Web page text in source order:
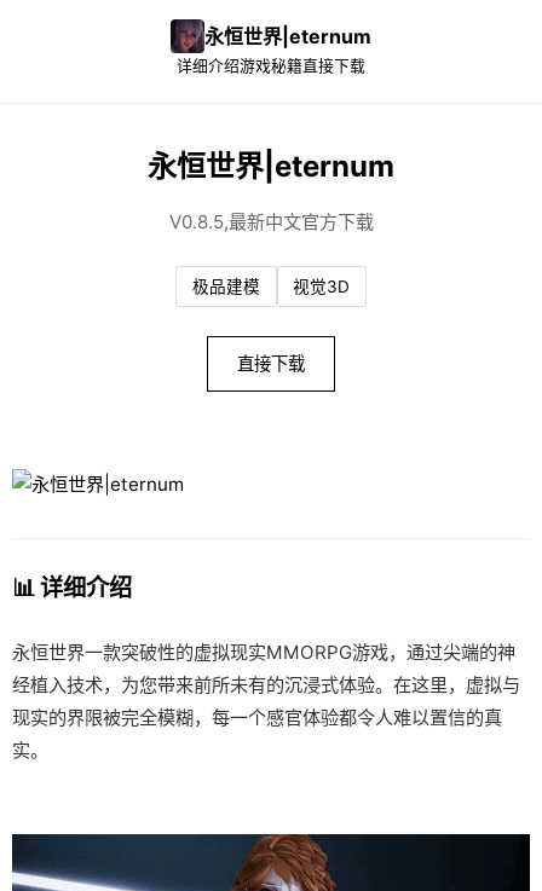
永恒世界|eternum
详细介绍游戏秘籍直接下载
永恒世界|eternum
V0.8.5,最新中文官方下载
极品建模 视觉3D
直接下载
📊 详细介绍
永恒世界一款突破性的虚拟现实MMORPG游戏，通过尖端的神
经植入技术，为您带来前所未有的沉浸式体验。在这里，虚拟与
现实的界限被完全模糊，每一个感官体验都令人难以置信的真
实。